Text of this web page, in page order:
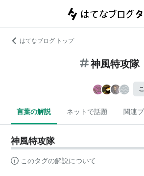
はてなブログ トップ
神風特攻隊
言葉の解説 ネットで話題 関連
神風特攻隊
このタグの解説について